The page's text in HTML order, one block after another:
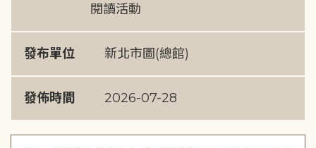
閱讀活動
發布單位 新北市圖(總館)
發佈時間 2026-07-28